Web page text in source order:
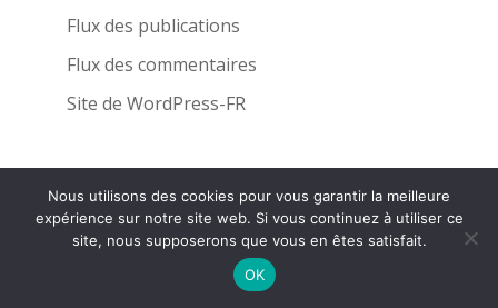
Flux des publications
Flux des commentaires
Site de WordPress-FR
Une réalisation de l'AgenceINGLOBO
Nous utilisons des cookies pour vous garantir la meilleure
expérience sur notre site web. Si vous continuez à utiliser ce
site, nous supposerons que vous en êtes satisfait.
OK